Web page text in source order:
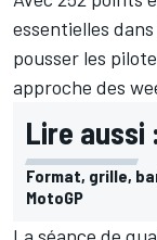
essentielles
pousser les
approche des
Lire aussi :
Format, grille,
MotoGP